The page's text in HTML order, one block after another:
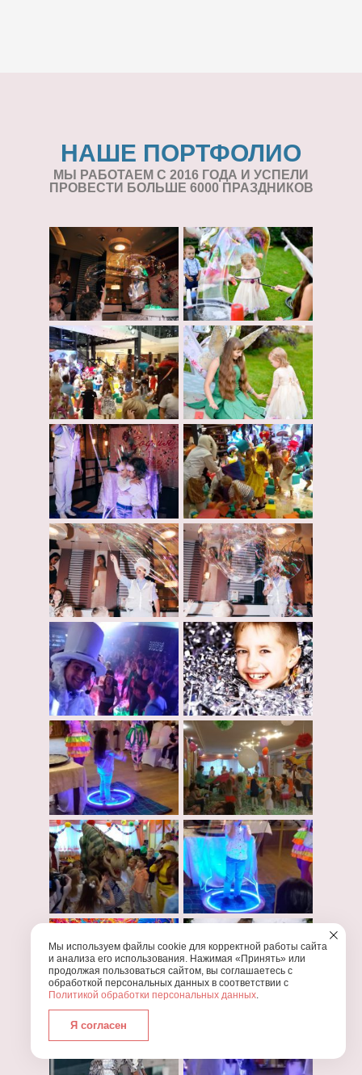
НАШЕ ПОРТФОЛИО
МЫ РАБОТАЕМ С 2016 ГОДА И УСПЕЛИ
ПРОВЕСТИ БОЛЬШЕ 6000 ПРАЗДНИКОВ
Мы используем файлы cookie для корректной работы сайта
и анализа его использования. Нажимая «Принять» или
продолжая пользоваться сайтом, вы соглашаетесь с
обработкой персональных данных в соответствии с
Политикой обработки персональных данных.
Я согласен